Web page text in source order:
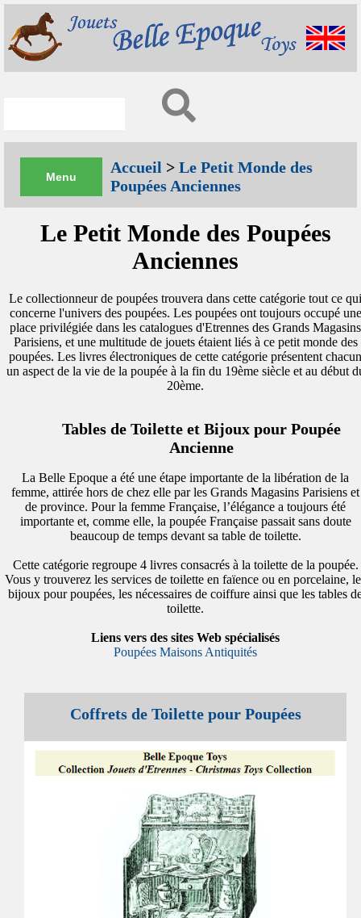
Accueil > Le Petit Monde des
Poupées Anciennes
Le Petit Monde des Poupées
Anciennes
Le collectionneur de poupées trouvera dans cette catégorie tout ce qui
concerne l'univers des poupées. Les poupées ont toujours occupé une
place privilégiée dans les catalogues d'Etrennes des Grands Magasins
Parisiens, et une multitude de jouets étaient liés à ce petit monde des
poupées. Les livres électroniques de cette catégorie présentent chacun
un aspect de la vie de la poupée à la fin du 19ème siècle et au début
20ème.
Tables de Toilette et Bijoux pour Poupée
Ancienne
La Belle Epoque a été une étape importante de la libération de la
femme, attirée hors de chez elle par les Grands Magasins Parisiens et
de province. Pour la femme Française, l’élégance a toujours été
importante et, comme elle, la poupée Française passait sans doute
beaucoup de temps devant sa table de toilette.
Cette catégorie regroupe 4 livres consacrés à la toilette de la poupée.
Vous y trouverez les services de toilette en faïence ou en porcelaine,
bijoux pour poupées, les nécessaires de coiffure ainsi que les tables
toilette.
Liens vers des sites Web spécialisés
Poupées Maisons Antiquités
Coffrets de Toilette pour Poupées